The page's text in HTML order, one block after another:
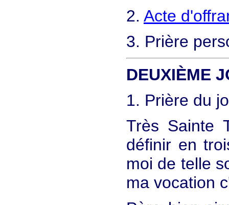
2. Acte
3. Prière
DEUXIÈME
1. Prière du
Très Sainte
définir en
moi de telle
ma vocation